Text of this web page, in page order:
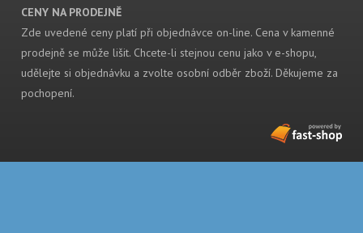
CENY NA PRODEJNĚ
Zde uvedené ceny platí při objednávce on-line. Cena v kamenné
prodejně se může lišit. Chcete-li stejnou cenu jako v e-shopu,
udělejte si objednávku a zvolte osobní odběr zboží. Děkujeme za
pochopení.